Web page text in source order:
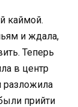
каймой.
и ждала,
Теперь
в центр
разложила
прийти